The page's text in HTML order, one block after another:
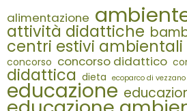
alimentazione
attività didattiche
centri estivi ambientali
concorso concorso didattico
didattica dieta ecoparco di vezzano
educazione